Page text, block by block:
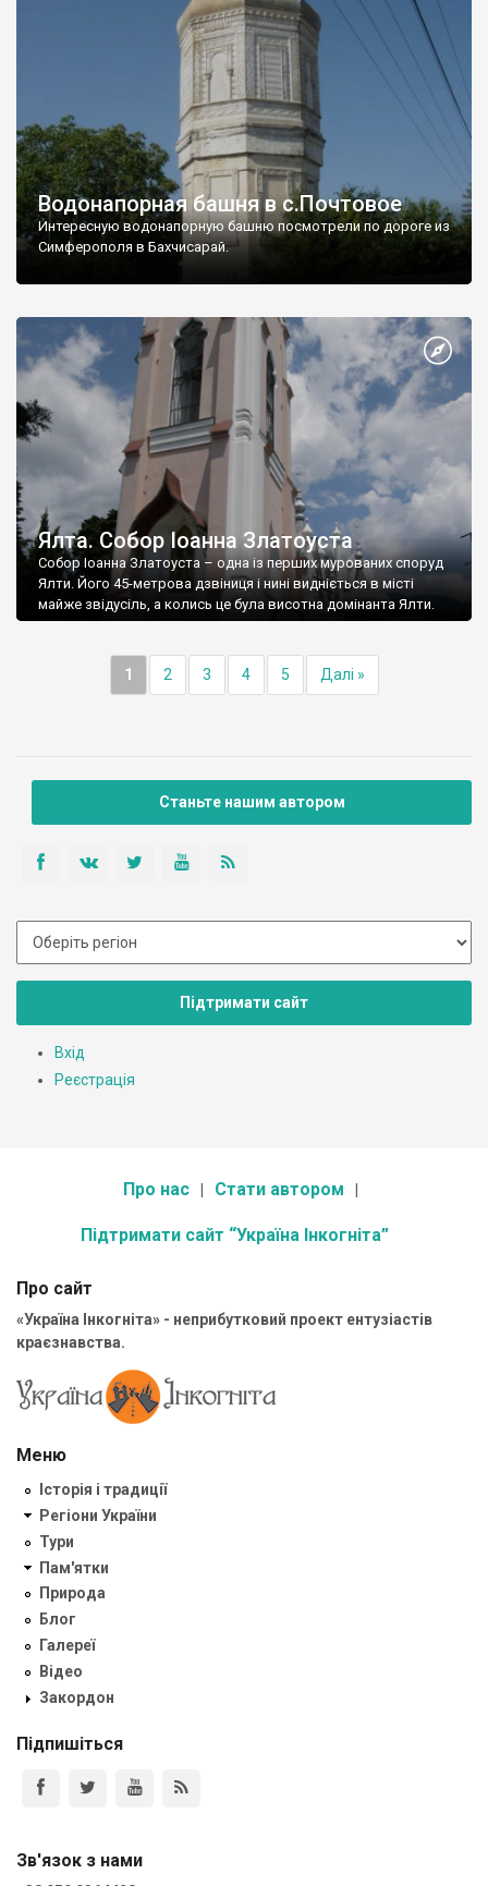
Водонапорная башня в с.Почтовое
Интересную водонапорную башню посмотрели по дороге из
Симферополя в Бахчисарай.
Ялта. Собор Іоанна Златоуста
Собор Іоанна Златоуста – одна із перших мурованих споруд
Ялти. Його 45-метрова дзвіниця і нині видніється в місті
майже звідусіль, а колись це була висотна домінанта Ялти.
1 2 3 4 5 Далі »
Станьте нашим автором
Підтримати сайт
Вхід
Реєстрація
Про нас Стати автором
Підтримати сайт “Україна Інкогніта”
Про сайт
«Україна Інкогніта» - неприбутковий проект ентузіастів
краєзнавства.
Меню
Історія і традиції
Регіони України
Тури
Пам'ятки
Природа
Блог
Галереї
Відео
Закордон
Підпишіться
Зв'язок з нами